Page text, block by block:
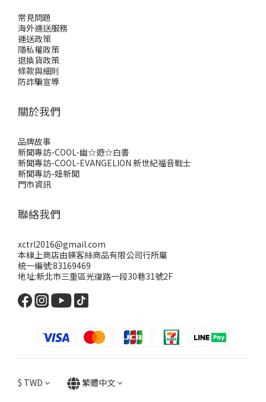
常見問題
海外運送服務
運送政策
隱私權政策
退換貨政策
條款與細則
防詐騙宣導
關於我們
品牌故事
新聞專訪-COOL-幽☆遊☆白書
新聞專訪-COOL-EVANGELION 新世紀福音戰士
新聞專訪-妞新聞
門市資訊
聯絡我們
xctrl2016@gmail.com
本線上商店由鎂客絲商品有限公司行所屬
統一編號:83169469
地址:新北市三重區光復路一段30巷31號2F
$ TWD 繁體中文